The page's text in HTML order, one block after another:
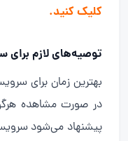
کلیک کنید.
توصیه‌های لازم
بهترین زمان برای
در صورت مشاهده
پیشنهاد می‌شود